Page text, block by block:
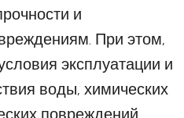
и
При этом,
эксплуатации и
воды, химических
повреждений.